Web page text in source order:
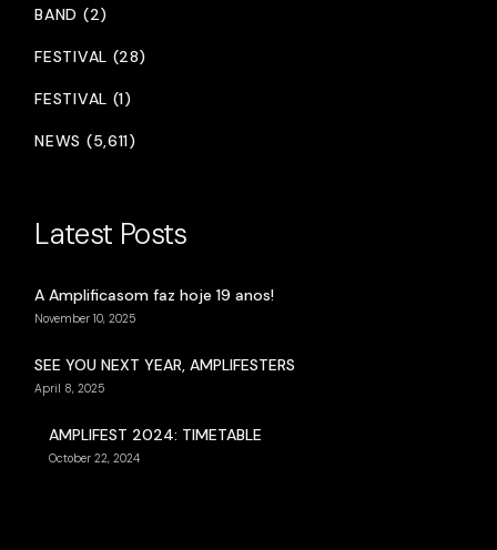
BAND (2)
FESTIVAL (28)
FESTIVAL (1)
NEWS (5,611)
Latest Posts
A Amplificasom faz hoje 19 anos!
November 10, 2025
SEE YOU NEXT YEAR, AMPLIFESTERS
April 8, 2025
AMPLIFEST 2024: TIMETABLE
October 22, 2024